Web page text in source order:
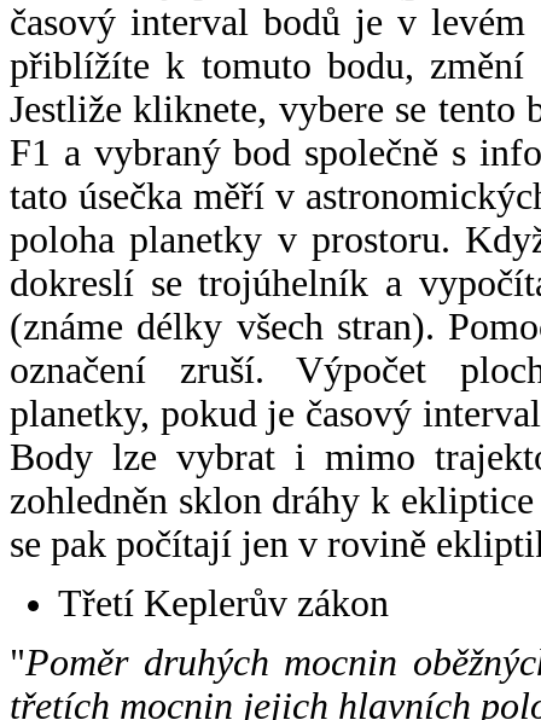
časový interval bodů je v
přiblížíte k tomuto bodu,
Jestliže kliknete, vybere se tento
F1 a vybraný bod společně s
tato úsečka měří v
poloha planetky v prostoru.
dokreslí se trojúhelník a
(známe délky všech stran).
označení zruší. Výpočet
planetky, pokud je časový
Body lze vybrat i mimo
zohledněn sklon dráhy k
se pak počítají jen v rovině
Třetí Keplerův zákon
"Poměr druhých mocnin
třetích mocnin jejich hlavních